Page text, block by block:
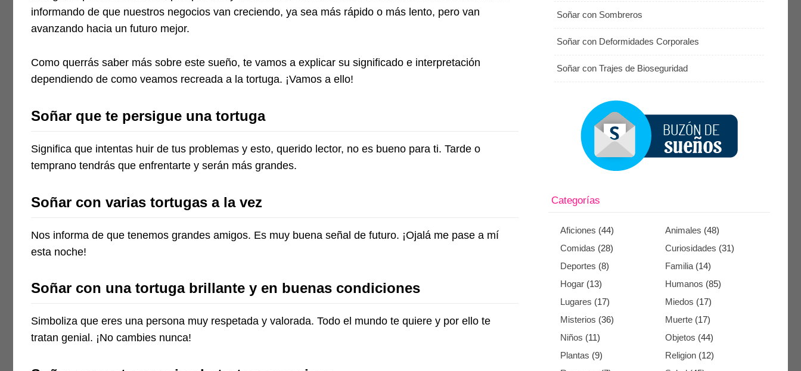
informando de que nuestros negocios van creciendo, ya sea más rápido o más lento, pero van
avanzando hacia un futuro mejor.
Como querrás saber más sobre este sueño, te vamos a explicar su significado e interpretación
dependiendo de como veamos recreada a la tortuga. ¡Vamos a ello!
Soñar que te persigue una tortuga
Significa que intentas huir de tus problemas y esto, querido lector, no es bueno para ti. Tarde o
temprano tendrás que enfrentarte y serán más grandes.
Soñar con varias tortugas a la vez
Nos informa de que tenemos grandes amigos. Es muy buena señal de futuro. ¡Ojalá me pase a mí
esta noche!
Soñar con una tortuga brillante y en buenas condiciones
Simboliza que eres una persona muy respetada y valorada. Todo el mundo te quiere y por ello te
tratan genial. ¡No cambies nunca!
Soñar con Sombreros
Soñar con Deformidades Corporales
Soñar con Trajes de Bioseguridad
Categorías
Aficiones (44) Animales (48)
Comidas (28) Curiosidades (31)
Deportes (8) Familia (14)
Hogar (13) Humanos (85)
Lugares (17) Miedos (17)
Misterios (36) Muerte (17)
Niños (11) Objetos (44)
Plantas (9) Religion (12)